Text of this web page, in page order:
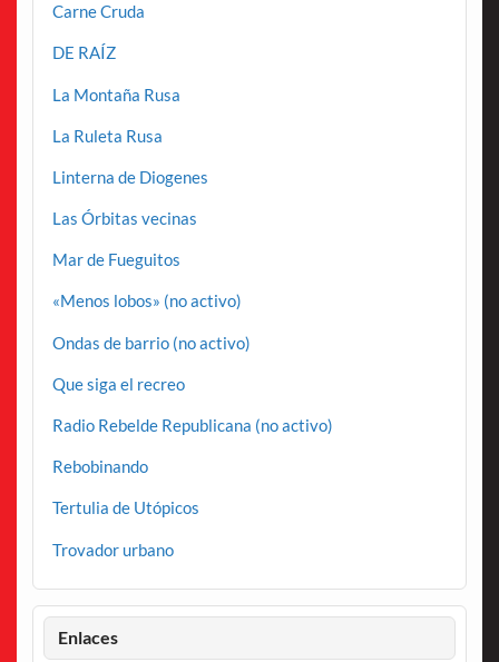
Carne Cruda
DE RAÍZ
La Montaña Rusa
La Ruleta Rusa
Linterna de Diogenes
Las Órbitas vecinas
Mar de Fueguitos
«Menos lobos» (no activo)
Ondas de barrio (no activo)
Que siga el recreo
Radio Rebelde Republicana (no activo)
Rebobinando
Tertulia de Utópicos
Trovador urbano
Enlaces